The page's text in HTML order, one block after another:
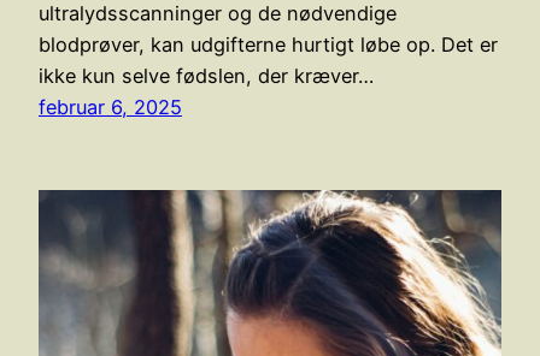
ultralydsscanninger og de nødvendige
blodprøver, kan udgifterne hurtigt løbe op. Det er
ikke kun selve fødslen, der kræver…
februar 6, 2025